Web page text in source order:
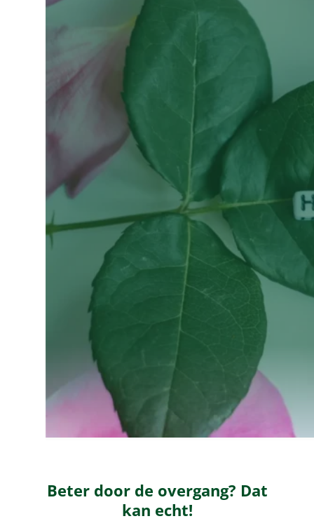
Beter door de overgang? Dat
kan echt!